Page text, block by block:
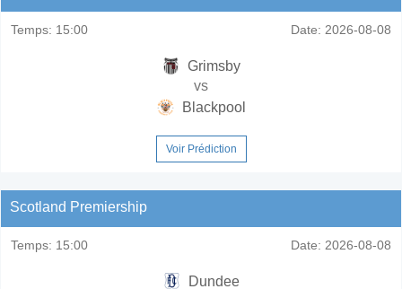
Temps: 15:00 Date: 2026-08-08
Grimsby
vs
Blackpool
Voir Prédiction
Scotland Premiership
Temps: 15:00 Date: 2026-08-08
Dundee